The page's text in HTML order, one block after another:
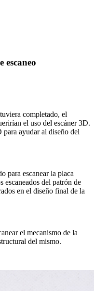
escaneo
completado, el
el uso del escáner 3D.
para ayudar al diseño del
para escanear la placa
escaneados del patrón de
en el diseño final de la
el mecanismo de la
del mismo.